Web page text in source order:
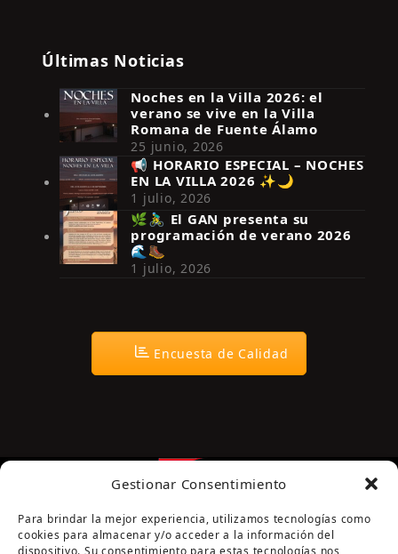
Gestionar Consentimiento
Para brindar la mejor experiencia, utilizamos tecnologías como
cookies para almacenar y/o acceder a la información del
dispositivo. Su consentimiento para estas tecnologías nos
Síguenos en Instagram
Últimas Noticias
Noches en la Villa 2026: el
verano se vive en la Villa
Romana de Fuente Álamo
25 junio, 2026
📢 HORARIO ESPECIAL – NOCHES
EN LA VILLA 2026 ✨🌙
1 julio, 2026
🌿🚴‍♂️ El GAN presenta su
programación de verano 2026
🌊🥾
1 julio, 2026
Encuesta de Calidad